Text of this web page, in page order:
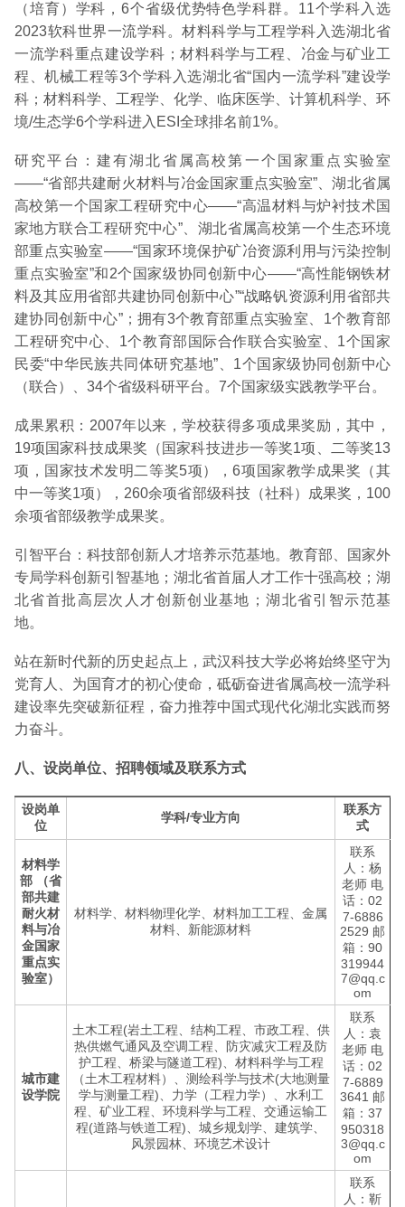
（培育）学科，6个省级优势特色学科群。11个学科入选
2023软科世界一流学科。材料科学与工程学科入选湖北省
一流学科重点建设学科；材料科学与工程、冶金与矿业工
程、机械工程等3个学科入选湖北省“国内一流学科”建设学
科；材料科学、工程学、化学、临床医学、计算机科学、环
境/生态学6个学科进入ESI全球排名前1%。
研究平台：建有湖北省属高校第一个国家重点实验室
——“省部共建耐火材料与冶金国家重点实验室”、湖北省属
高校第一个国家工程研究中心——“高温材料与炉衬技术国
家地方联合工程研究中心”、湖北省属高校第一个生态环境
部重点实验室——“国家环境保护矿冶资源利用与污染控制
重点实验室”和2个国家级协同创新中心——“高性能钢铁材
料及其应用省部共建协同创新中心”“战略钒资源利用省部共
建协同创新中心”；拥有3个教育部重点实验室、1个教育部
工程研究中心、1个教育部国际合作联合实验室、1个国家
民委“中华民族共同体研究基地”、1个国家级协同创新中心
（联合）、34个省级科研平台。7个国家级实践教学平台。
成果累积：2007年以来，学校获得多项成果奖励，其中，
19项国家科技成果奖（国家科技进步一等奖1项、二等奖13
项，国家技术发明二等奖5项），6项国家教学成果奖（其
中一等奖1项），260余项省部级科技（社科）成果奖，100
余项省部级教学成果奖。
引智平台：科技部创新人才培养示范基地。教育部、国家外
专局学科创新引智基地；湖北省首届人才工作十强高校；湖
北省首批高层次人才创新创业基地；湖北省引智示范基
地。
站在新时代新的历史起点上，武汉科技大学必将始终坚守为
党育人、为国育才的初心使命，砥砺奋进省属高校一流学科
建设率先突破新征程，奋力推荐中国式现代化湖北实践而努
力奋斗。
八、设岗单位、招聘领域及联系方式
设岗单
位
学科/专业方向
联系方
式
材料学
部
（省
部共建
耐火材
料与冶
金国家
重点实
验室）
材料学、材料物理化学、材料加工工程、金属
材料、新能源材料
联系
人：杨
老师 电
话：02
7-6886
2529 邮
箱：90
319944
7@qq.c
om
城市建
设学院
土木工程(岩土工程、结构工程、市政工程、供
热供燃气通风及空调工程、防灾减灾工程及防
护工程、桥梁与隧道工程)、材料科学与工程
（土木工程材料）、测绘科学与技术(大地测量
学与测量工程)、力学（工程力学）、水利工
程、矿业工程、环境科学与工程、交通运输工
程(道路与铁道工程)、城乡规划学、建筑学、
风景园林、环境艺术设计
联系
人：袁
老师 电
话：02
7-6889
3641 邮
箱：37
950318
3@qq.c
om
联系
人：靳